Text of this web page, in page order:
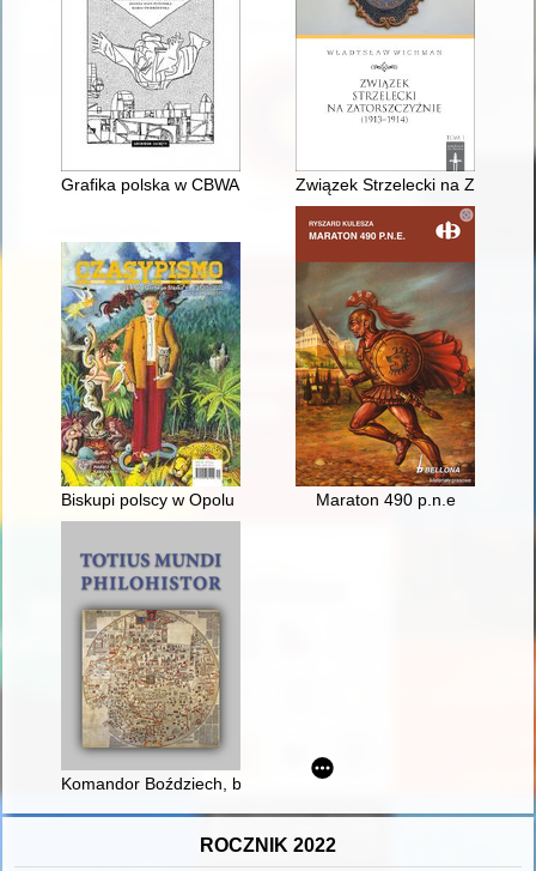
Grafika polska w CBWA 1956-1971Związek Strzelecki na
Biskupi polscy w Opolu : film operacyjny SB z września 1968
Maraton 490 p.n.e
Komandor Boździech, biskup Andrzej Łaskarzyc i mistrz
ROCZNIK 2022